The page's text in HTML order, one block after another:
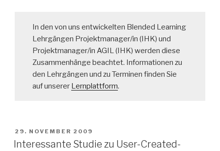
In den von uns entwickelten Blended Learning
Lehrgängen Projektmanager/in (IHK) und
Projektmanager/in AGIL (IHK) werden diese
Zusammenhänge beachtet. Informationen zu
den Lehrgängen und zu Terminen finden Sie
auf unserer Lernplattform.
VERÖFFENTLICHT
AM
29. NOVEMBER 2009
Interessante Studie zu User-Created-